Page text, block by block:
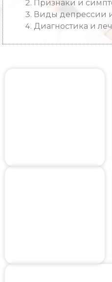
Признаки и
Виды депрессии и
Диагностика и